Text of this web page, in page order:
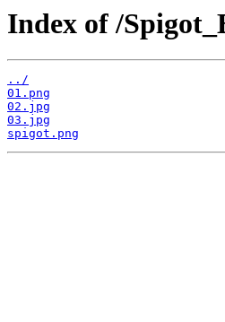
Index of /
../
01.png
02.jpg
03.jpg
spigot.png